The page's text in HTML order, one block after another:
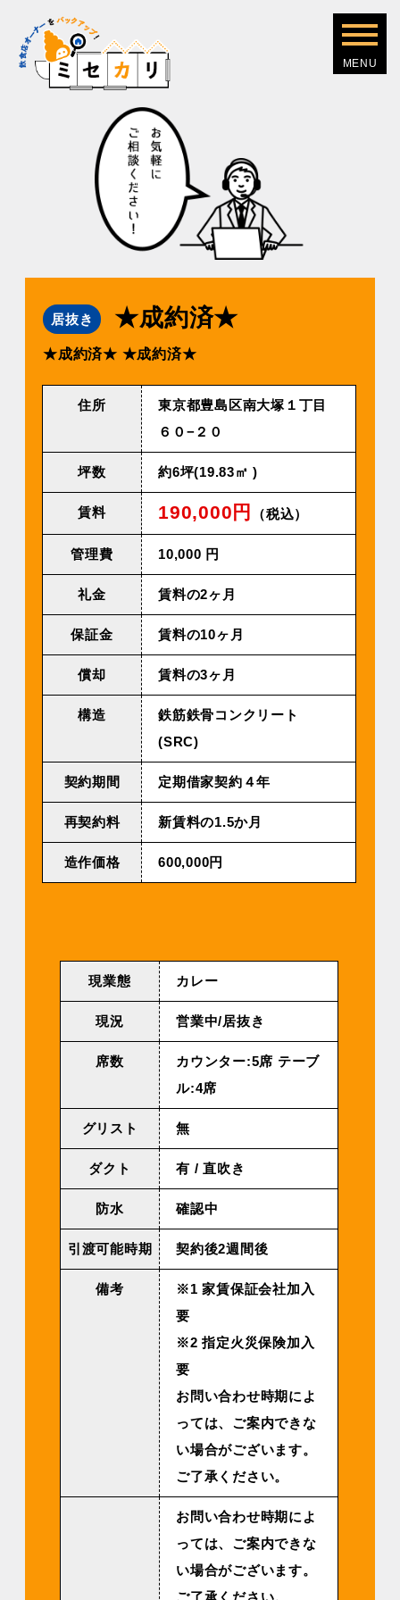
居抜き ★成約済★
★成約済★ ★成約済★
住所
東京都豊島区南大塚１丁目
６０−２０
坪数 約6坪(19.83㎡ )
賃料 190,000円 （税込）
管理費 10,000 円
礼金 賃料の2ヶ月
保証金 賃料の10ヶ月
償却 賃料の3ヶ月
構造
鉄筋鉄骨コンクリート
(SRC)
契約期間 定期借家契約４年
再契約料 新賃料の1.5か月
造作価格 600,000円
現業態 カレー
現況 営業中/居抜き
席数
カウンター:5席 テーブ
ル:4席
グリスト 無
ダクト 有 / 直吹き
防水 確認中
引渡可能時期 契約後2週間後
備考
※1 家賃保証会社加入
要
※2 指定火災保険加入
要
お問い合わせ時期によ
っては、ご案内できな
い場合がございます。
ご了承ください。
お問い合わせ時期によ
っては、ご案内できな
い場合がございます。